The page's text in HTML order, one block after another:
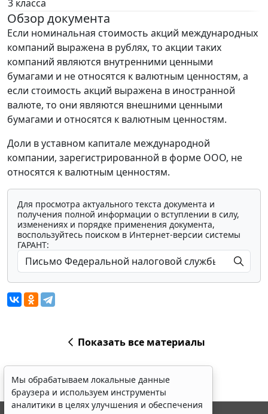
3 класса
Обзор документа
Если номинальная стоимость акций международных
компаний выражена в рублях, то акции таких
компаний являются внутренними ценными
бумагами и не относятся к валютным ценностям, а
если стоимость акций выражена в иностранной
валюте, то они являются внешними ценными
бумагами и относятся к валютным ценностям.
Доли в уставном капитале международной
компании, зарегистрированной в форме ООО, не
относятся к валютным ценностям.
Для просмотра актуального текста документа и
получения полной информации о вступлении в силу,
изменениях и порядке применения документа,
воспользуйтесь поиском в Интернет-версии системы
ГАРАНТ:
Показать все материалы
Мы обрабатываем локальные данные
браузера и используем инструменты
аналитики в целях улучшения и обеспечения